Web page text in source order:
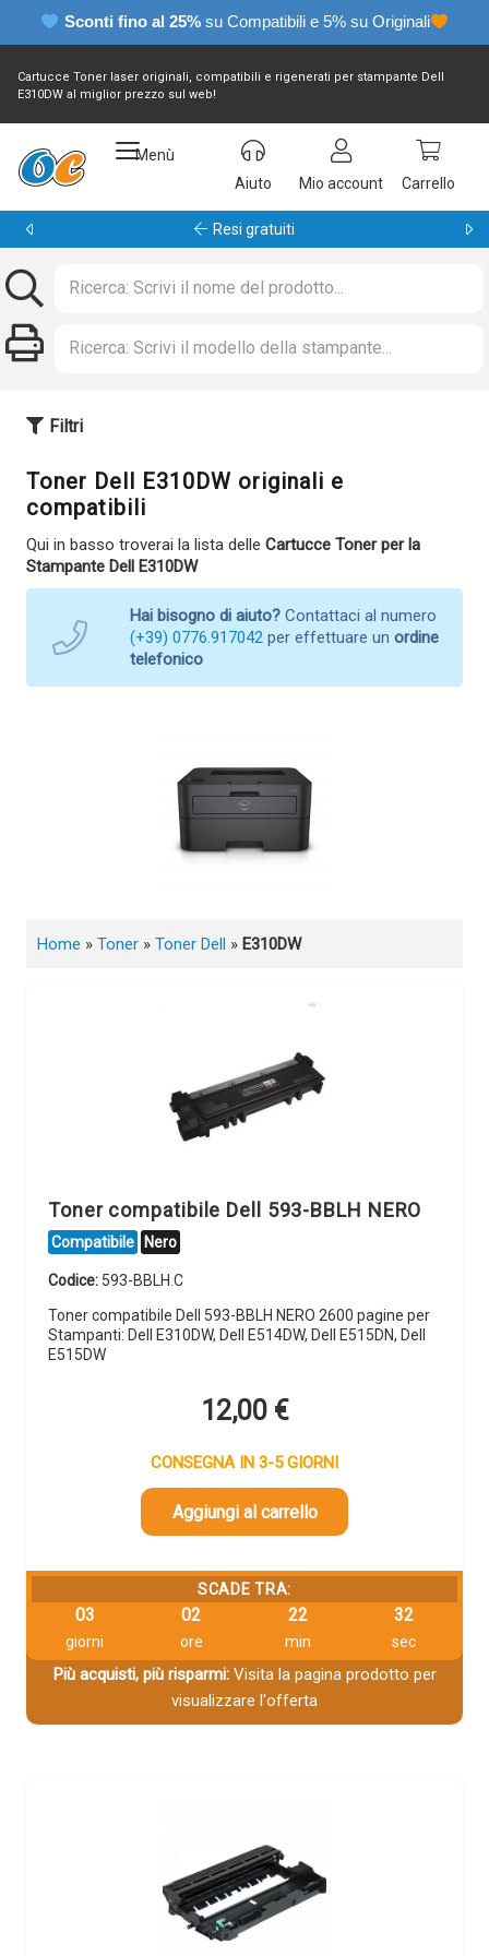
Sconti fino al 25% su Compatibili e 5% su Originali
Cartucce Toner laser originali, compatibili e rigenerati per stampante Dell
E310DW al miglior prezzo sul web!
Menù
Aiuto
Mio account Carrello
Garanzia 24 mesi
Filtri
Toner Dell E310DW originali e
compatibili
Qui in basso troverai la lista delle Cartucce Toner per la
Stampante Dell E310DW
Hai bisogno di aiuto? Contattaci al numero
(+39) 0776.917042 per effettuare un ordine
telefonico
Home » Toner » Toner Dell » E310DW
Toner compatibile Dell 593-BBLH NERO
Compatibile Nero
Codice: 593-BBLH.C
Toner compatibile Dell 593-BBLH NERO 2600 pagine per
Stampanti: Dell E310DW, Dell E514DW, Dell E515DN, Dell
E515DW
12,00 €
CONSEGNA IN 3-5 GIORNI
Aggiungi al carrello
SCADE TRA:
03
giorni
02
ore
22
min
31
sec
Più acquisti, più risparmi:Visita la pagina prodotto per
visualizzare l'offerta